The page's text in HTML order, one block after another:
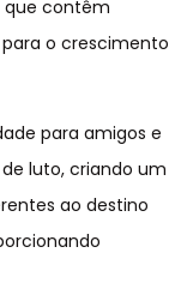
que contêm
o crescimento
para amigos e
luto, criando um
ao destino